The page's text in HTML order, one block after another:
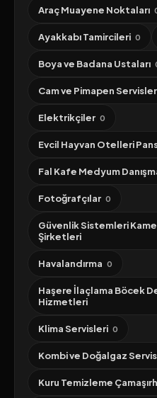
Araç Muayene Noktaları
Ayakkabı Tamircileri 0
Boya ve Badana Ustaları
Cam ve Pimapen
Elektrikçiler 0
Evcil Hayvan Otelleri
Fal Kafe Medyum
Fotoğrafçılar 0
Güvenlik Sistemleri
Şirketleri
Havalandırma 0
Haşere İlaçlama Böcek
Hizmetleri
Klima Servisleri 0
Kombi ve Doğalgaz
Kuru Temizleme